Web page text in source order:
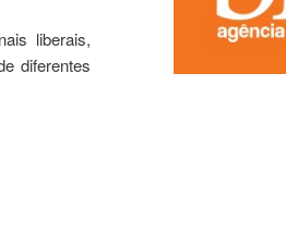
liberais,
diferentes